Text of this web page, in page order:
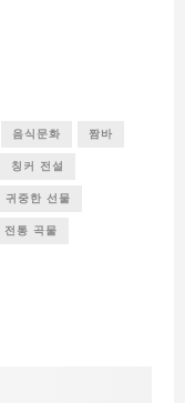
음식문화 짬바
칭커 전설
귀중한 선물
전통 곡물